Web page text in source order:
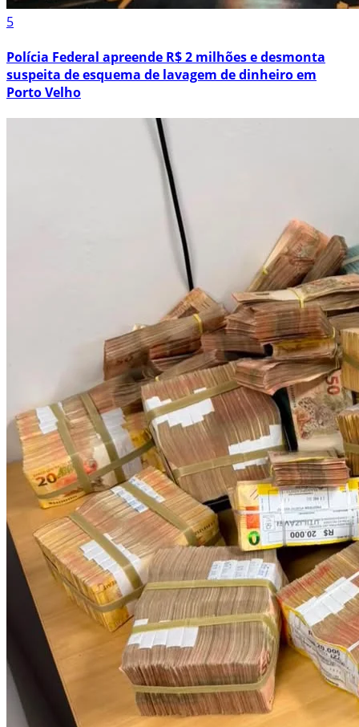
5
Polícia Federal apreende R$ 2 milhões e desmonta
suspeita de esquema de lavagem de dinheiro em
Porto Velho